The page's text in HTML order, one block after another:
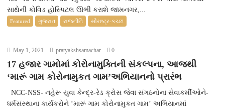
સાથેની કોવિડ હોસ્પિટલ ઊભી કરાશે જામનગર,...
Featured ગુજરાત રાજનીતિ સૌરાષ્ટ્ર-કચ્છ
May 1, 2021 pratyakshsamachar 0
17 હજાર ગામોમાં કોરોનામુક્તિની સંકલ્પના, આજથી
‘મારૂં ગામ કોરોનામુકત ગામ’અભિયાનનો પ્રારંભ
NCC-NSS- નહેરૂ યુવા કેન્દ્ર-રેડ ક્રોસ જેવા સંગઠનોના સેવાકર્મીઓને-
ધર્મસંસ્થાના કાર્યકરોને ‘મારૂં ગામ કોરોનામુકત ગામ’ અભિયાનમાં